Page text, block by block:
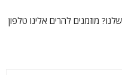
מוזמנים להרים אלינו טלפון